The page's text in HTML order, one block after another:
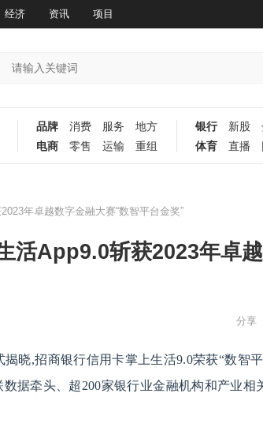
经济 资讯 项目
品牌 消费 服务
地方
电商
零售 运输 重组
银行 新股
体育
直播
年卓越数字金融大赛“数智平台金奖”
活App9.0斩获2023年卓
晓,招商银行信用卡掌上生活9.0荣获“数智
据牵头、超200家银行业金融机构和产业相